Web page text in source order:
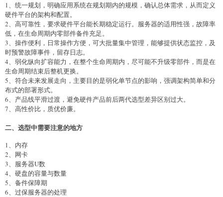
1、统一规划，明确应用系统在规划期内的规模，确认总体需求，从而定义
硬件平台的架构和配置。
2、高可靠性，要求硬件平台能长期稳定运行。服务器的适用性强，故障率
低，在生命周期内零部件备件充足。
3、操作便利，日常操作方便，可大批量集中管理，能够提供状态监控，及
时预警故障事件，留存日志。
4、弱化纵向扩容能力，在整个生命周期内，尽可能不升级零部件，而是在
生命周期结束后整机更换。
5、符合未来发展走向，主要目的是弱化单节点的影响，强调架构简单和分
布式的部署形式。
6、产品线平滑过渡，避免硬件产品前后两代选型差异区别过大。
7、高性价比，质优价廉。
二、选型中需要注意的地方
1、内存
2、网卡
3、服务器U数
4、硬盘的容量与数量
5、备件保障期
6、过保服务器的处理